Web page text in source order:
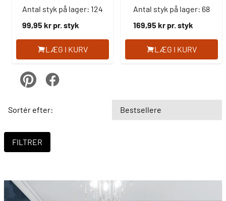
Sortér efter:
Antal styk på lager: 124
99,95 kr pr. styk
LÆG I KURV
Antal styk på lager: 68
169,95 kr pr. styk
LÆG I KURV
pinterestFacebook